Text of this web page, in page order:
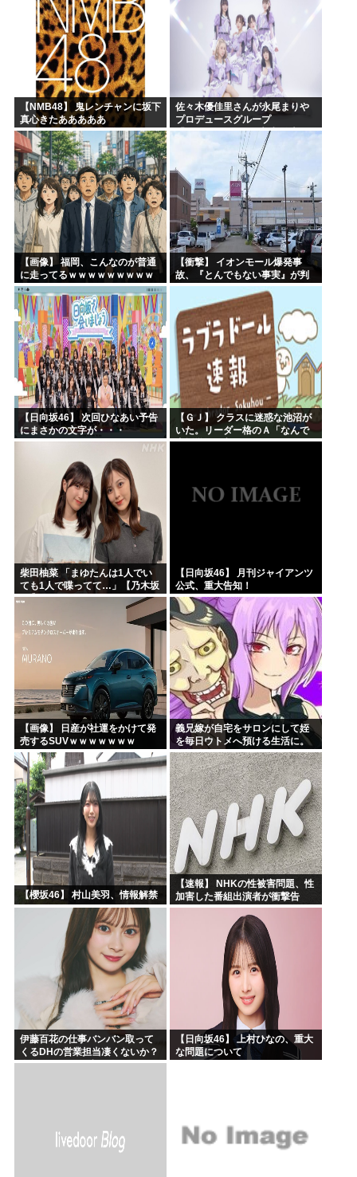
【NMB48】 鬼レンチャンに坂下
真心きたあああああ
佐々木優佳里さんが永尾まりや
プロデュースグループ
「WASURENA」に加入発表！
現在のグループと兼任へ【元
AKB48ゆかるん・まりやぎ】
【画像】 福岡、こんなのが普通
に走ってるｗｗｗｗｗｗｗｗｗ
ｗｗｗｗｗｗｗ
【衝撃】 イオンモール爆発事
故、『とんでもない事実』が判
明してしまう・・・・・・
【日向坂46】 次回ひなあい予告
にまさかの文字が・・・
【ＧＪ】 クラスに迷惑な池沼が
いた。リーダー格のＡ「なんで
支援学級に入れないんです
柴田柚菜 「まゆたんは1人でい
ても1人で喋ってて…」【乃木坂
46】
【日向坂46】 月刊ジャイアンツ
公式、重大告知！
【画像】 日産が社運をかけて発
売するSUVｗｗｗｗｗｗｗ
義兄嫁が自宅をサロンにして姪
を毎日ウトメへ預ける生活に。
数年後、そのツケが一気に回っ
てきて…
【櫻坂46】 村山美羽、情報解禁
【速報】 NHKの性被害問題、性
加害した番組出演者が衝撃告
白！
伊藤百花の仕事バンバン取って
くるDHの営業担当凄くないか？
今年のボーナス凄いことになり
【日向坂46】 上村ひなの、重大
な問題について